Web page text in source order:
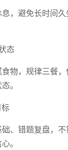
，避免长时间
态
物，规律三餐
。
、错题复盘，
。